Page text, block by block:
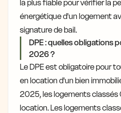
la plus fiable pour vérifier la
énergétique d'un logement
signature de bail.
DPE : quelles obligations
2026 ?
Le DPE est obligatoire pour
en location d'un bien
2025, les logements classés
location. Les logements